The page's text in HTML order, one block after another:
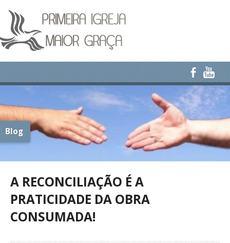
Blog
A RECONCILIAÇÃO É A
PRATICIDADE DA OBRA
CONSUMADA!